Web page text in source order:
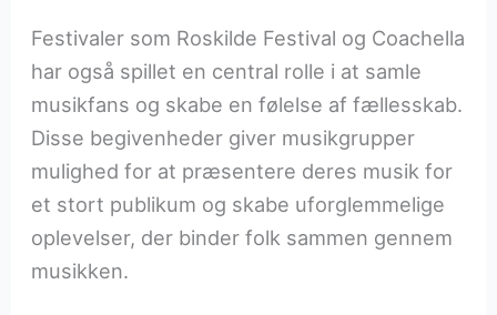
Festivaler som Roskilde Festival og Coachella
har også spillet en central rolle i at samle
musikfans og skabe en følelse af fællesskab.
Disse begivenheder giver musikgrupper
mulighed for at præsentere deres musik for
et stort publikum og skabe uforglemmelige
oplevelser, der binder folk sammen gennem
musikken.